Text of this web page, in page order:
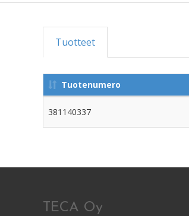
Tuotteet
Tuotenumero
381140337
TECA Oy